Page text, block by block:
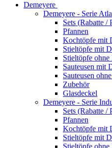
Demeyere
Demeyere - Serie
Sets (Rabatte /
Pfannen
Kochtöpfe mit
Stieltöpfe mit
Stieltöpfe ohne
Sauteusen mit
Sauteusen
Zubehör
Glasdeckel
Demeyere - Serie
Sets (Rabatte /
Pfannen
Kochtöpfe mit
Stieltöpfe mit
Stieltöpfe ohne